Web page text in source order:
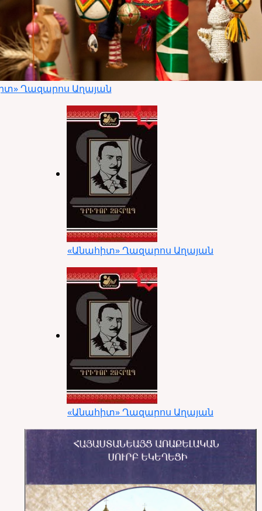
Ղազարոս Աղայան
«Անահիտ» Ղազարոս Աղայան
«Անահիտ» Ղազարոս Աղայան